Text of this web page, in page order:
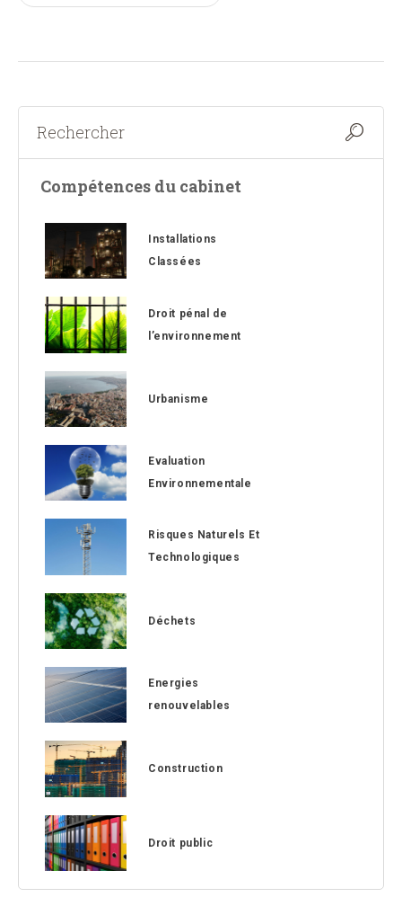
Compétences du cabinet
Installations
Classées
Droit pénal de
l’environnement
Urbanisme
Evaluation
Environnementale
Risques Naturels Et
Technologiques
Déchets
Energies
renouvelables
Construction
Droit public